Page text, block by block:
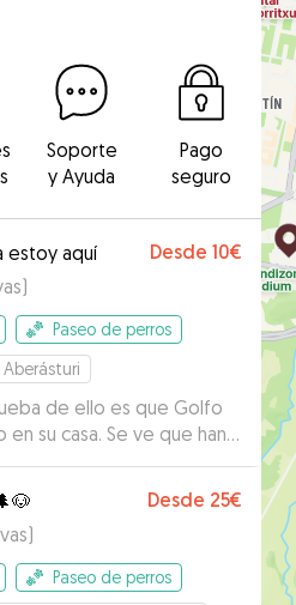
Soporte
y Ayuda
Pago
seguro
estoy aquí Desde 10€
)
Paseo de perros
Aberásturi
de ello es que Golfo
su casa. Se ve que han
que enviaba y lo
recomendable!! ”
Desde 25€
)
Paseo de perros